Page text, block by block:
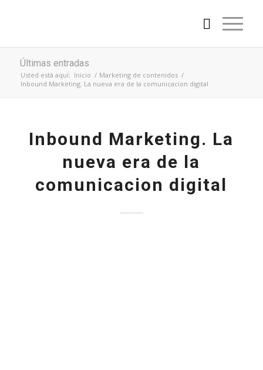
Últimas entradas
Usted está aquí: Inicio / Marketing de contenidos /
Inbound Marketing. La nueva era de la comunicacion digital
Inbound Marketing. La
nueva era de la
comunicacion digital